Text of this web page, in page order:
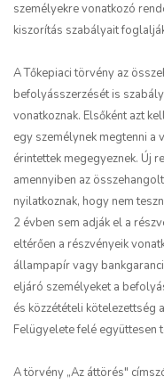
személyekre vonatkozó
kiszorítás szabályait
A Tőkepiaci törvény az
befolyásszerzését is
vonatkoznak. Elsőként azt
egy személynek megtenni a
érintettek megegyeznek. Új
amennyiben az
nyilatkoznak, hogy nem
2 évben sem adják el a
eltérően a részvényeik
állampapír vagy
eljáró személyeket a
és közzétételi kötelezettség
Felügyelete felé együttesen
A törvény „Az áttörés"